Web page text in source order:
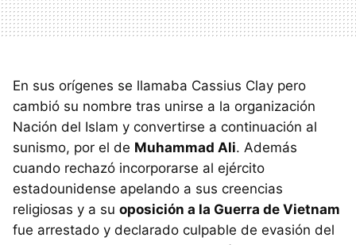
En sus orígenes se llamaba Cassius Clay pero
cambió su nombre tras unirse a la organización
Nación del Islam y convertirse a continuación al
sunismo, por el de Muhammad Ali. Además
cuando rechazó incorporarse al ejército
estadounidense apelando a sus creencias
religiosas y a su oposición a la Guerra de Vietnam
fue arrestado y declarado culpable de evasión del